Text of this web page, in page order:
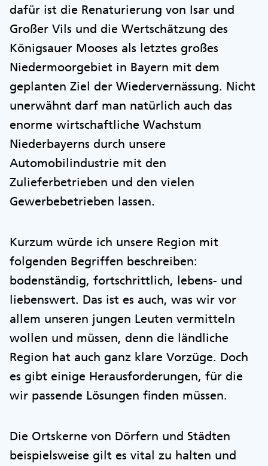
dafür ist die Renaturierung von Isar und
Großer Vils und die Wertschätzung des
Königsauer Mooses als letztes großes
Niedermoorgebiet in Bayern mit dem
geplanten Ziel der Wiedervernässung. Nicht
unerwähnt darf man natürlich auch das
enorme wirtschaftliche Wachstum
Niederbayerns durch unsere
Automobilindustrie mit den
Zulieferbetrieben und den vielen
Gewerbebetrieben lassen.
Kurzum würde ich unsere Region mit
folgenden Begriffen beschreiben:
bodenständig, fortschrittlich, lebens- und
liebenswert. Das ist es auch, was wir vor
allem unseren jungen Leuten vermitteln
wollen und müssen, denn die ländliche
Region hat auch ganz klare Vorzüge. Doch
es gibt einige Herausforderungen, für die
wir passende Lösungen finden müssen.
Die Ortskerne von Dörfern und Städten
beispielsweise gilt es vital zu halten und